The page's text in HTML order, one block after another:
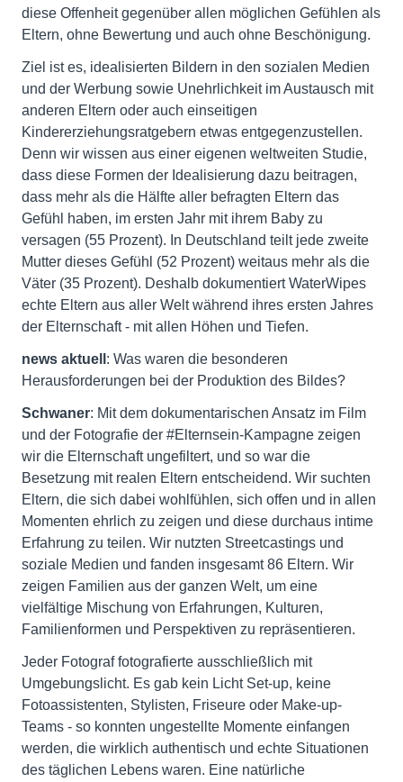
diese Offenheit gegenüber allen möglichen Gefühlen als
Eltern, ohne Bewertung und auch ohne Beschönigung.
Ziel ist es, idealisierten Bildern in den sozialen Medien
und der Werbung sowie Unehrlichkeit im Austausch mit
anderen Eltern oder auch einseitigen
Kindererziehungsratgebern etwas entgegenzustellen.
Denn wir wissen aus einer eigenen weltweiten Studie,
dass diese Formen der Idealisierung dazu beitragen,
dass mehr als die Hälfte aller befragten Eltern das
Gefühl haben, im ersten Jahr mit ihrem Baby zu
versagen (55 Prozent). In Deutschland teilt jede zweite
Mutter dieses Gefühl (52 Prozent) weitaus mehr als die
Väter (35 Prozent). Deshalb dokumentiert WaterWipes
echte Eltern aus aller Welt während ihres ersten Jahres
der Elternschaft - mit allen Höhen und Tiefen.
news aktuell : Was waren die besonderen
Herausforderungen bei der Produktion des Bildes?
Schwaner: Mit dem dokumentarischen Ansatz im Film
und der Fotografie der #Elternsein-Kampagne zeigen
wir die Elternschaft ungefiltert, und so war die
Besetzung mit realen Eltern entscheidend. Wir suchten
Eltern, die sich dabei wohlfühlen, sich offen und in allen
Momenten ehrlich zu zeigen und diese durchaus intime
Erfahrung zu teilen. Wir nutzten Streetcastings und
soziale Medien und fanden insgesamt 86 Eltern. Wir
zeigen Familien aus der ganzen Welt, um eine
vielfältige Mischung von Erfahrungen, Kulturen,
Familienformen und Perspektiven zu repräsentieren.
Jeder Fotograf fotografierte ausschließlich mit
Umgebungslicht. Es gab kein Licht Set-up, keine
Fotoassistenten, Stylisten, Friseure oder Make-up-
Teams - so konnten ungestellte Momente einfangen
werden, die wirklich authentisch und echte Situationen
des täglichen Lebens waren. Eine natürliche